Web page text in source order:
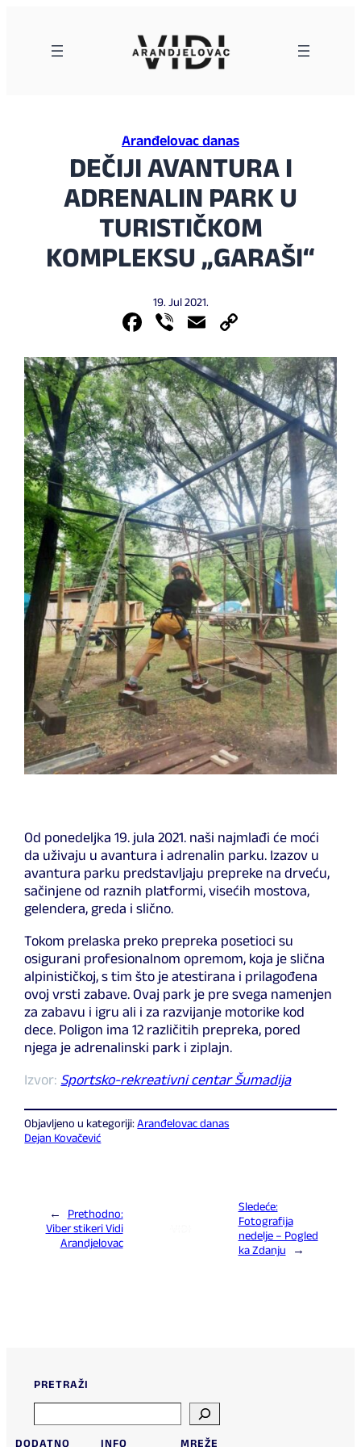
Aranđelovac danas
DEČIJI AVANTURA I
ADRENALIN PARK U
TURISTIČKOM
KOMPLEKSU „GARAŠI“
19. Jul 2021.
Facebook
ViberEmail
Od ponedeljka 19. jula 2021. naši najmlađi će moći
da uživaju u avantura i adrenalin parku. Izazov u
avantura parku predstavljaju prepreke na drveću,
sačinjene od raznih platformi, visećih mostova,
gelendera, greda i slično.
Tokom prelaska preko prepreka posetioci su
osigurani profesionalnom opremom, koja je slična
alpinističkoj, s tim što je atestirana i prilagođena
ovoj vrsti zabave. Ovaj park je pre svega namenjen
za zabavu i igru ali i za razvijanje motorike kod
dece. Poligon ima 12 različitih prepreka, pored
njega je adrenalinski park i ziplajn.
Izvor: Sportsko-rekreativni centar Šumadija
Objavljeno u kategoriji:Aranđelovac danas
Dejan Kovačević
←
Prethodno:
Viber stikeri Vidi
Arandjelovac
Sledeće:
Fotografija
nedelje – Pogled
ka Zdanju
→
PRETRAŽI
DODATNO INFO MREŽE